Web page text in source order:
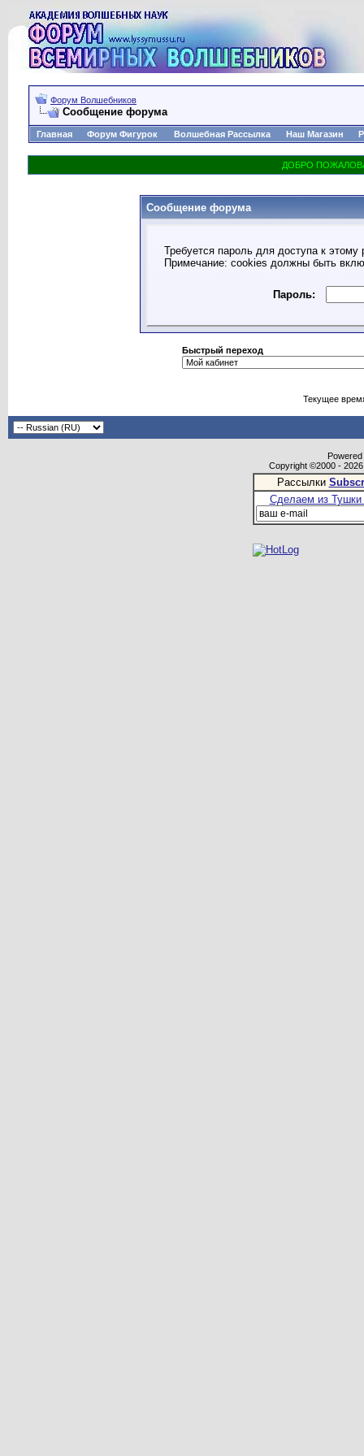
Форум Волшебников
Сообщение форума
Главная Форум Фигурок Волшебная Рассылка Наш Магазин
Сообщение форума
Требуется пароль для доступа к
Примечание: cookies должны быть
Пароль:
Быстрый переход
Текущее
Copyright ©2000 -
Рассылки
Сделаем из Тушки